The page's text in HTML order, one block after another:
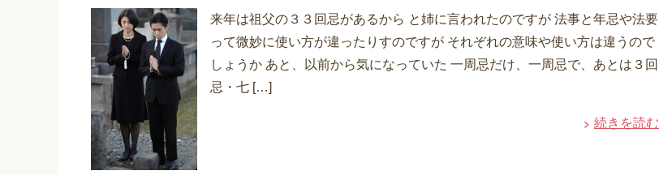
来年は祖父の３３回忌があるから と姉に言われたのですが 法事と年忌や法要
って微妙に使い方が違ったりすのですが それぞれの意味や使い方は違うので
しょうか あと、以前から気になっていた 一周忌だけ、一周忌で、あとは３回
忌・七 […]
続きを読む